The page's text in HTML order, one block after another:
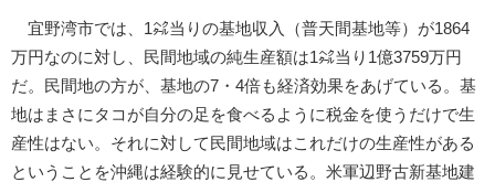
宜野湾市では、1㌶当りの基地収入（普天間基地等）が1864
万円なのに対し、民間地域の純生産額は1㌶当り1億3759万円
だ。民間地の方が、基地の7・4倍も経済効果をあげている。基
地はまさにタコが自分の足を食べるように税金を使うだけで生
産性はない。それに対して民間地域はこれだけの生産性がある
ということを沖縄は経験的に見せている。米軍辺野古新基地建